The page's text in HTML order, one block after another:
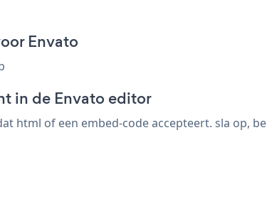
Envato
in de Envato editor
html of een embed-code accepteert. sla op,